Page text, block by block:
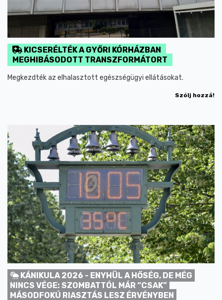
KICSERÉLTÉK A GYŐRI KÓRHÁZBAN
MEGHIBÁSODOTT TRANSZFORMÁTORT
Megkezdték az elhalasztott egészségügyi ellátásokat.
Szólj hozzá!
KÁNIKULA 2026 - ENYHÜL A HŐSÉG, DE MÉG
NINCS VÉGE: SZOMBATTÓL MÁR “CSAK”
MÁSODFOKÚ RIASZTÁS LESZ ÉRVÉNYBEN